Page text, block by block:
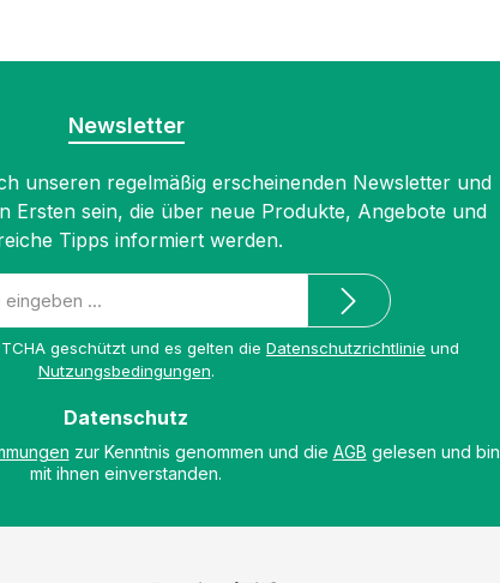
Newsletter
unseren regelmäßig erscheinenden Newsletter und
Ersten sein, die über neue Produkte, Angebote und
Tipps informiert werden.
geschützt und es gelten die Datenschutzrichtlinie und
Nutzungsbedingungen.
Datenschutz
zur Kenntnis genommen und die AGB gelesen und bin
mit ihnen einverstanden.